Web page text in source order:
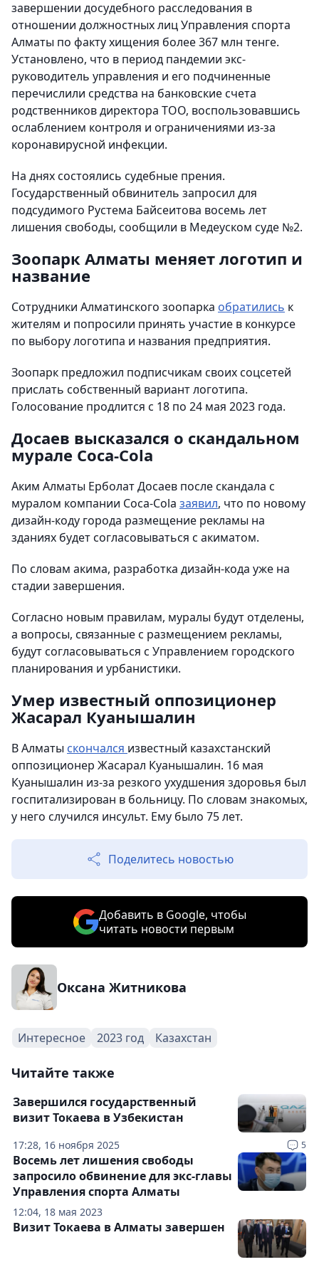
завершении досудебного расследования в
отношении должностных лиц Управления спорта
Алматы по факту хищения более 367 млн тенге.
Установлено, что в период пандемии экс-
руководитель управления и его подчиненные
перечислили средства на банковские счета
родственников директора ТОО, воспользовавшись
ослаблением контроля и ограничениями из-за
коронавирусной инфекции.
На днях состоялись судебные прения.
Государственный обвинитель запросил для
подсудимого Рустема Байсеитова восемь лет
лишения свободы, сообщили в Медеуском суде №2.
Зоопарк Алматы меняет логотип и
название
Сотрудники Алматинского зоопарка обратились к
жителям и попросили принять участие в конкурсе
по выбору логотипа и названия предприятия.
Зоопарк предложил подписчикам своих соцсетей
прислать собственный вариант логотипа.
Голосование продлится с 18 по 24 мая 2023 года.
Досаев высказался о скандальном
мурале Coca-Cola
Аким Алматы Ерболат Досаев после скандала с
муралом компании Coca-Cola заявил, что по новому
дизайн-коду города размещение рекламы на
зданиях будет согласовываться с акиматом.
По словам акима, разработка дизайн-кода уже на
стадии завершения.
Согласно новым правилам, муралы будут отделены,
а вопросы, связанные с размещением рекламы,
будут согласовываться с Управлением городского
планирования и урбанистики.
Умер известный оппозиционер
Жасарал Куанышалин
В Алматы скончался известный казахстанский
оппозиционер Жасарал Куанышалин. 16 мая
Куанышалин из-за резкого ухудшения здоровья был
госпитализирован в больницу. По словам знакомых,
у него случился инсульт. Ему было 75 лет.
Поделитесь новостью
Добавить в Google, чтобы
читать новости первым
Оксана Житникова
Интересное 2023 год Казахстан
Читайте также
17:28, 16 ноября 2025 5
Завершился государственный
визит Токаева в Узбекистан
12:04, 18 мая 2023
Восемь лет лишения свободы
запросило обвинение для экс-главы
Управления спорта Алматы
Визит Токаева в Алматы завершен